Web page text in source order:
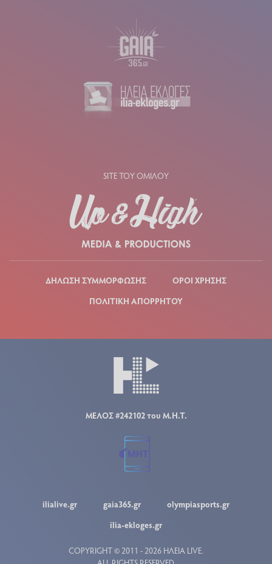
SITE ΤΟΥ ΟΜΙΛΟΥ
ΔΗΛΩΣΗ ΣΥΜΜΟΡΦΩΣΗΣ
ΟΡΟΙ ΧΡΗΣΗΣ
ΠΟΛΙΤΙΚΗ ΑΠΟΡΡΗΤΟΥ
ΜΕΛΟΣ #242102 του Μ.Η.Τ.
ilialive.gr gaia365.gr
olympiasports.gr
ilia-ekloges.gr
COPYRIGHT © 2011 - 2026 ΗΛΕΙΑ LIVE.